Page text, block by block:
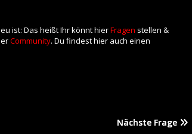
ist: Das heißt Ihr könnt hierFragen stellen &
Community. Du findest hier auch einen
Nächste Frage